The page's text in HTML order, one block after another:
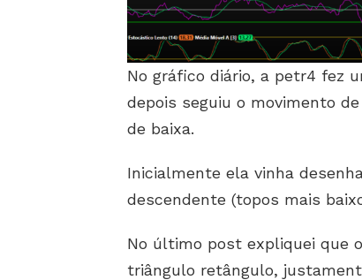
No gráfico diário, a petr4 fez
depois seguiu o movimento
de baixa.
Inicialmente ela vinha
descendente (topos mais
No último post expliquei que
triângulo retângulo,